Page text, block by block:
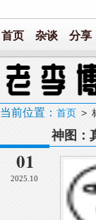
首页 杂谈 分享
当前位置： 首页 >
01
2025.10
神图：